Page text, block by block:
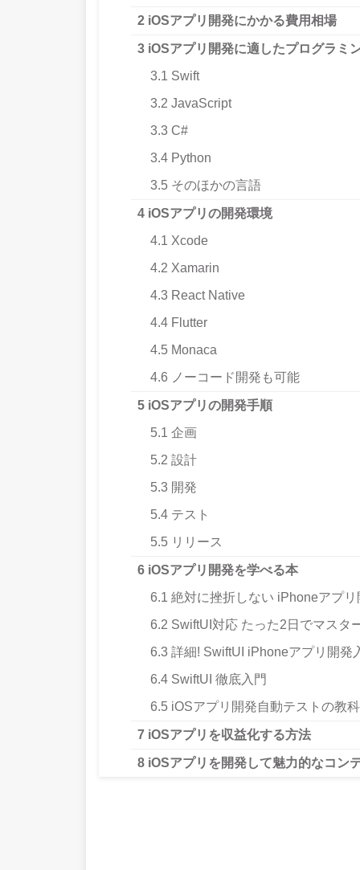
2 iOSアプリ開発にかかる費用相場
3 iOSアプリ開発に適したプログラミ
3.1 Swift
3.2 JavaScript
3.3 C#
3.4 Python
3.5 そのほかの言語
4 iOSアプリの開発環境
4.1 Xcode
4.2 Xamarin
4.3 React Native
4.4 Flutter
4.5 Monaca
4.6 ノーコード開発も可能
5 iOSアプリの開発手順
5.1 企画
5.2 設計
5.3 開発
5.4 テスト
5.5 リリース
6 iOSアプリ開発を学べる本
6.1 絶対に挫折しない iPhoneアプ
6.2 SwiftUI対応 たった2日でマスタ
6.3 詳細! SwiftUI iPhoneアプリ開発
6.4 SwiftUI 徹底入門
6.5 iOSアプリ開発自動テストの教
7 iOSアプリを収益化する方法
8 iOSアプリを開発して魅力的なコン